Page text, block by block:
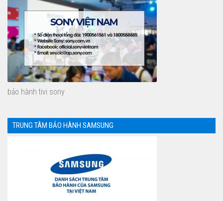
bảo hành tivi sony
TRUNG TÂM BẢO HÀNH SAMSUNG